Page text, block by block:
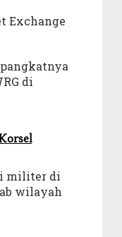
Exchange
di
militer di
wilayah